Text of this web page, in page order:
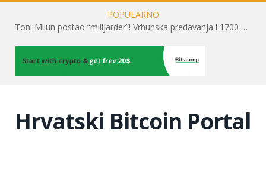
POPULARNO
Toni Milun postao “milijarder”! Vrhunska predavanja i 1700 posjetitelja obilježili su mjesec financijske pismenosti
Hrvatski Bitcoin Portal